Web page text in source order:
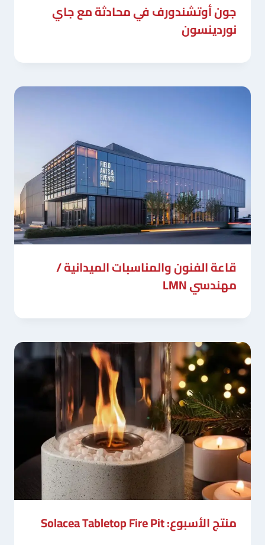
جون أوتشندورف في محادثة مع جاي
نوردينسون
قاعة الفنون والمناسبات الميدانية /
مهندسي LMN
منتج الأسبوع: Solacea Tabletop Fire Pit